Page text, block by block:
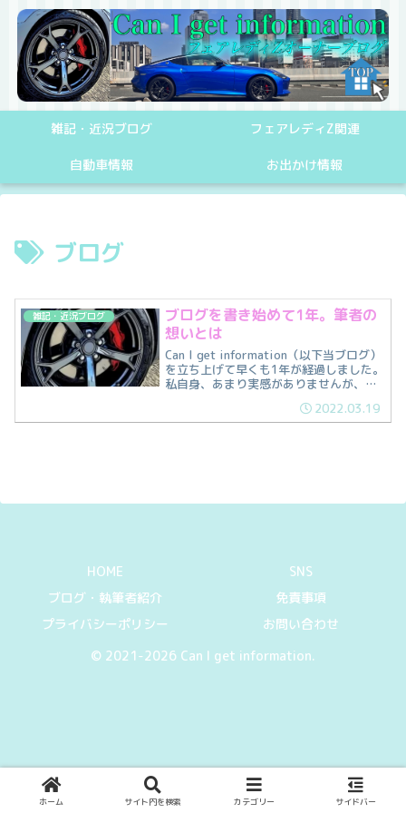
雑記・近況ブログ フェアレディZ関連
自動車情報 お出かけ情報
ブログ
雑記・近況ブログ
ブログを書き始めて1年。筆者の
想いとは
Can I get information（以下当ブログ）
を立ち上げて早くも1年が経過しました。
私自身、あまり実感がありませんが、多
を読んでくださって本当に嬉しい限りで
す。ブログ開設当初はワードプレスの
2022.03.19
HOME
SNS
ブログ・執筆者紹介
免責事項
プライバシーポリシー
お問い合わせ
© 2021-2026 Can I get information.
ホーム サイト内を検索 カテゴリー サイドバー